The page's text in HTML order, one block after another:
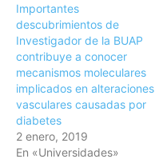
Importantes
descubrimientos de
Investigador de la BUAP
contribuye a conocer
mecanismos moleculares
implicados en alteraciones
vasculares causadas por
diabetes
2 enero, 2019
En «Universidades»